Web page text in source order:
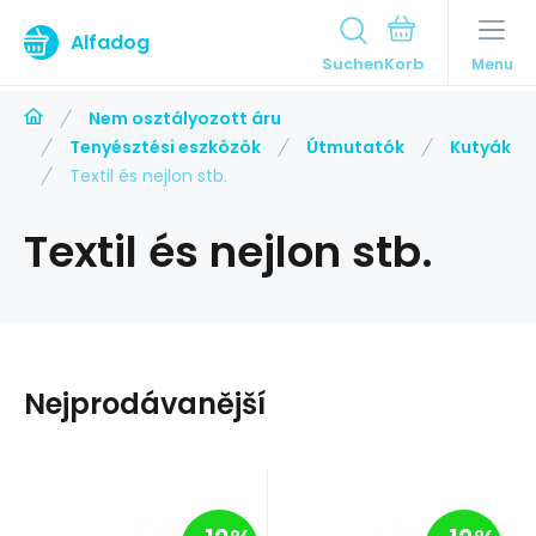
Alfadog
Suchen Menu
Nem osztályozott áru
Tenyésztési eszközök
Útmutatók
Kutyák
Textil és nejlon stb.
Textil és nejlon stb.
Nejprodávanější
KIWI WALKER s.r.o
Code:
Anbietercode: 144058
8596075006990
Raktáron KIWI WALKER s.r.o
Code:
Anbietercode: 144058
8596075006990
Raktáron